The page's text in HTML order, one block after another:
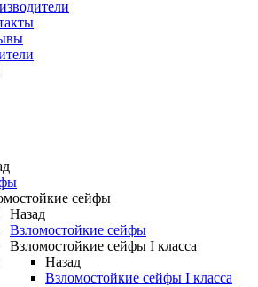
сейфы
Назад
Взломостойкие сейфы
Взломостойкие сейфы I класса
Назад
Взломостойкие сейфы I класса